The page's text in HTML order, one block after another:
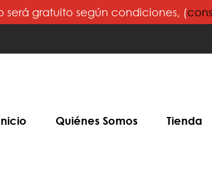
será gratuito según condiciones, (
Quiénes Somos Tienda